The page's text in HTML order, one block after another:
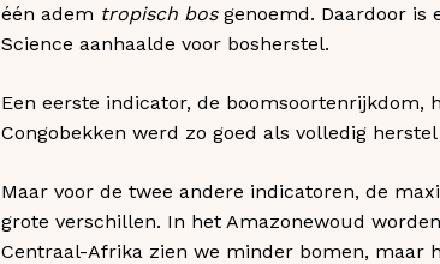
één adem tropisch bosgenoemd. Daardoor is
Science aanhaalde voor bosherstel.
Een eerste indicator, de boomsoortenrijkdom,
Congobekken werd zo goed als volledig
Maar voor de twee andere indicatoren, de
grote verschillen. In het Amazonewoud
Centraal-Afrika zien we minder bomen, maar